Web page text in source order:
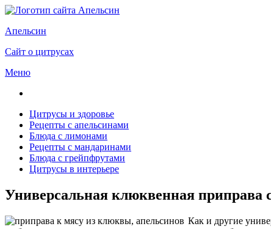
Апельсин
Сайт о цитрусах
Меню
Цитрусы и здоровье
Рецепты с апельсинами
Блюда с лимонами
Рецепты с мандаринами
Блюда с грейпфрутами
Цитрусы в интерьере
Универсальная клюквенная приправа
Как и другие